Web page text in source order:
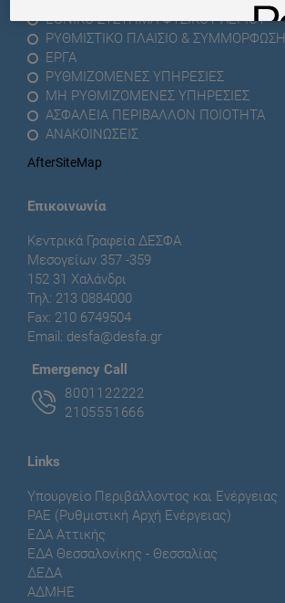
ΕΘΝΙΚΟ ΣΥΣΤΗΜΑ ΦΥΣΙΚΟΥ ΑΕΡΙΟΥ
ΡΥΘΜΙΣΤΙΚΟ ΠΛΑΙΣΙΟ & ΣΥΜΜΟΡΦΩΣΗ
ΕΡΓΑ
ΡΥΘΜΙΖΟΜΕΝΕΣ ΥΠΗΡΕΣΙΕΣ
ΜΗ ΡΥΘΜΙΖΟΜΕΝΕΣ ΥΠΗΡΕΣΙΕΣ
ΑΣΦΑΛΕΙΑ ΠΕΡΙΒΑΛΛΟΝ ΠΟΙΟΤΗΤΑ
ΑΝΑΚΟΙΝΩΣΕΙΣ
AfterSiteMap
Επικοινωνία
Κεντρικά Γραφεία ΔΕΣΦΑ
Μεσογείων 357 -359
152 31 Χαλάνδρι
Τηλ: 213 0884000
Fax: 210 6749504
Email: desfa@desfa.gr
Εmergency Call
8001122222
2105551666
Links
Υπουργείο Περιβάλλοντος και Ενέργειας
ΡΑΕ (Ρυθμιστική Αρχή Ενέργειας)
ΕΔΑ Αττικής
ΕΔΑ Θεσσαλονίκης - Θεσσαλίας
ΔΕΔΑ
ΑΔΜΗΕ